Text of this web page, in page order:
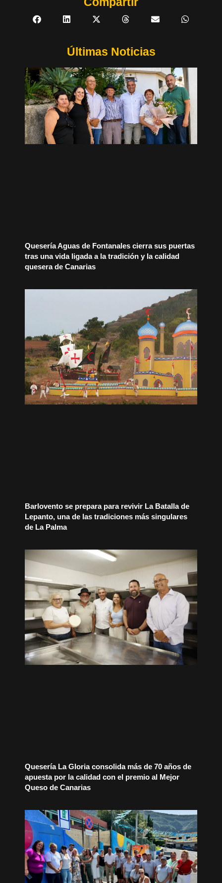
Últimas Noticias
Quesería Aguas de Fontanales cierra sus puertas
tras una vida ligada a la tradición y la calidad
quesera de Canarias
Barlovento se prepara para revivir La Batalla de
Lepanto, una de las tradiciones más singulares
de La Palma
Quesería La Gloria consolida más de 70 años de
apuesta por la calidad con el premio al Mejor
Queso de Canarias